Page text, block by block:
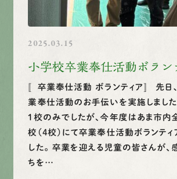
2025.03.15
小学校卒業奉仕活動ボラン
〚卒業奉仕活動 ボランティア〛 先日
業奉仕活動のお手伝いを実施しまし
１校のみでしたが、今年度はあま市内
校（4校）にて卒業奉仕活動ボランティ
した。 卒業を迎える児童の皆さんが、
ちを…